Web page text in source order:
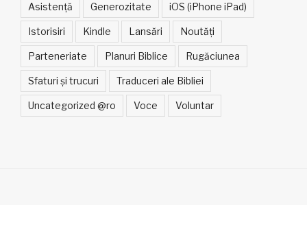
Asistență Generozitate iOS (iPhone iPad)
Istorisiri Kindle Lansări Noutăți
Parteneriate Planuri Biblice Rugăciunea
Sfaturi și trucuri Traduceri ale Bibliei
Uncategorized @ro Voce Voluntar